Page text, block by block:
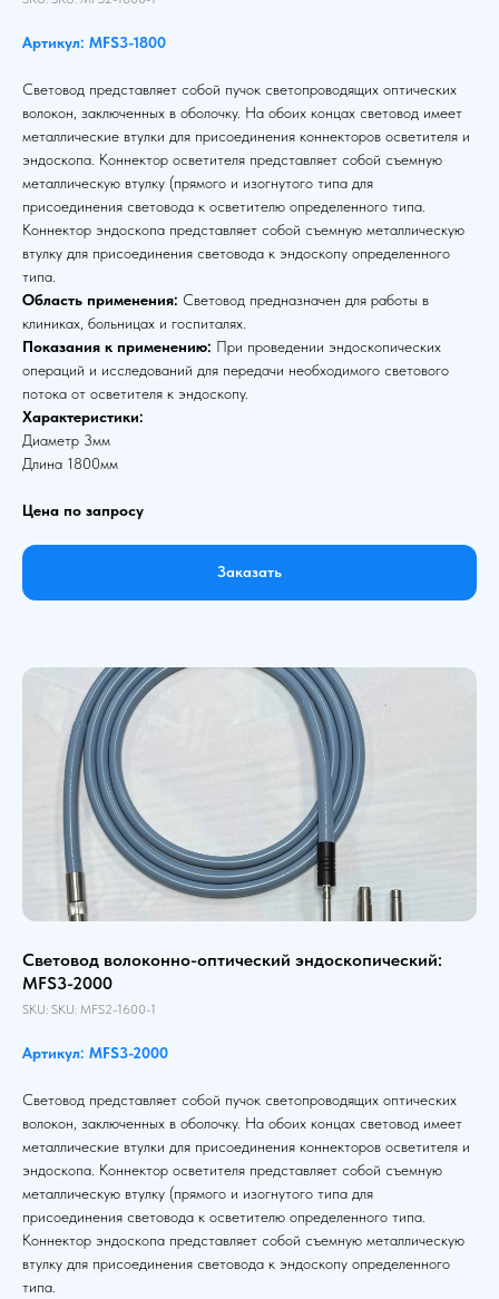
Артикул: MFS3-1800
Световод представляет собой пучок светопроводящих оптических
волокон, заключенных в оболочку. На обоих концах световод имеет
металлические втулки для присоединения коннекторов осветителя и
эндоскопа. Коннектор осветителя представляет собой съемную
металлическую втулку (прямого и изогнутого типа для
присоединения световода к осветителю определенного типа.
Коннектор эндоскопа представляет собой съемную металлическую
втулку для присоединения световода к эндоскопу определенного
типа.
Область применения: Световод предназначен для работы в
клиниках, больницах и госпиталях.
Показания к применению: При проведении эндоскопических
операций и исследований для передачи необходимого светового
потока от осветителя к эндоскопу.
Характеристики:
Диаметр 3мм
Длина 1800мм
Цена по запросу
Заказать
Световод волоконно-оптический эндоскопический:
MFS3-2000
SKU: SKU: MFS2-1600-1
Артикул: MFS3-2000
Световод представляет собой пучок светопроводящих оптических
волокон, заключенных в оболочку. На обоих концах световод имеет
металлические втулки для присоединения коннекторов осветителя и
эндоскопа. Коннектор осветителя представляет собой съемную
металлическую втулку (прямого и изогнутого типа для
присоединения световода к осветителю определенного типа.
Коннектор эндоскопа представляет собой съемную металлическую
втулку для присоединения световода к эндоскопу определенного
типа.